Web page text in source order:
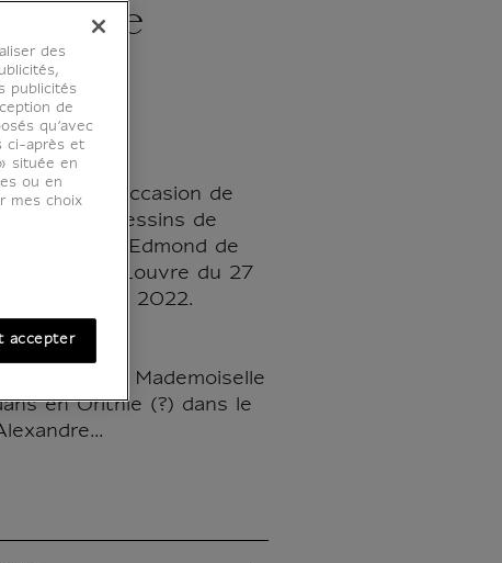
de
édité à l'occasion de
Scène ! Dessins de
la collection Edmond de
musée du Louvre du 27
au 31 janvier 2022.
pour Mademoiselle
en Orithie (?) dans le
des
publicités
de
qu’avec
ci-après et
située en
ou en
mes choix
accepter